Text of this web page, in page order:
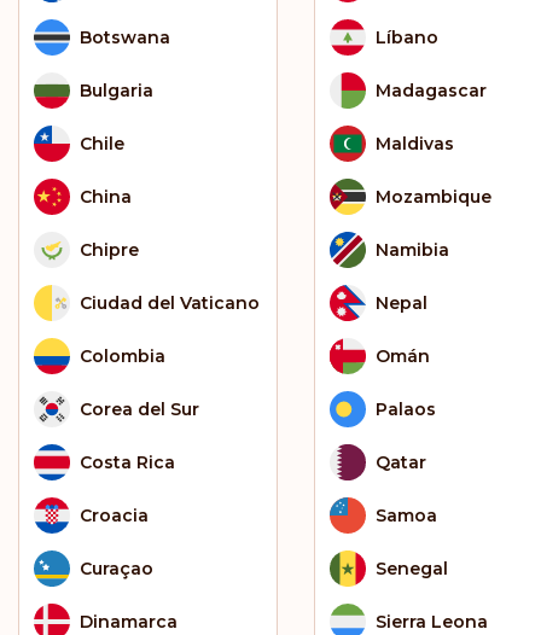
Botswana
Bulgaria
Chile
China
Chipre
Ciudad del Vaticano
Colombia
Corea del Sur
Costa Rica
Croacia
Curaçao
Dinamarca
Líbano
Madagascar
Maldivas
Mozambique
Namibia
Nepal
Omán
Palaos
Qatar
Samoa
Senegal
Sierra Leona